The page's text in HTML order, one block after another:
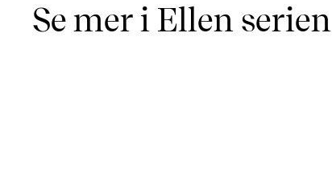
Se mer i Ellen serien